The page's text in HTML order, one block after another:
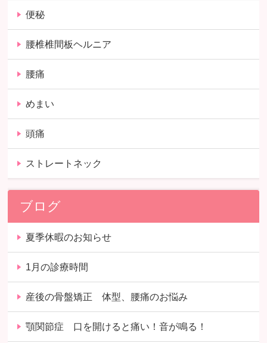
便秘
腰椎椎間板ヘルニア
腰痛
めまい
頭痛
ストレートネック
ブログ
夏季休暇のお知らせ
1月の診療時間
産後の骨盤矯正 体型、腰痛のお悩み
顎関節症 口を開けると痛い！音が鳴る！